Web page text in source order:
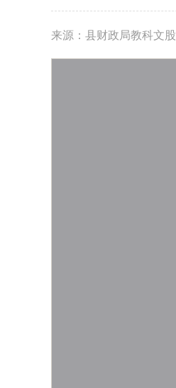
来源：县财政局教科文股